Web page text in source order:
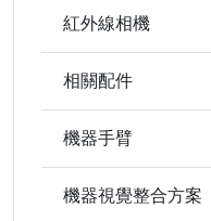
紅外線相機
相關配件
機器手臂
機器視覺整合方案